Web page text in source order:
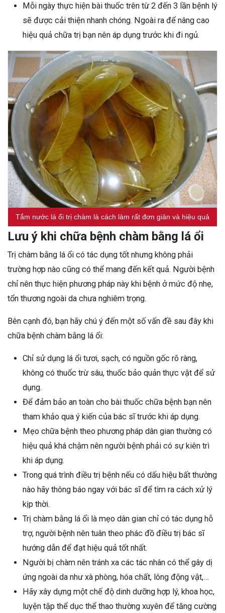
Mỗi ngày thực hiện bài thuốc trên từ 2 đến 3 lần bệnh lý
sẽ được cải thiện nhanh chóng. Ngoài ra để nâng cao
hiệu quả chữa trị bạn nên áp dụng trước khi đi ngủ.
Tắm nước lá ổi trị chàm là cách làm rất đơn giản và hiệu quả
Lưu ý khi chữa bệnh chàm bằng lá ổi
Trị chàm bằng lá ổi có tác dụng tốt nhưng không phải
trường hợp nào cũng có thể mang đến kết quả. Người bệnh
chỉ nên thực hiện phương pháp này khi bệnh ở mức độ nhẹ,
tổn thương ngoài da chưa nghiêm trọng.
Bên cạnh đó, bạn hãy chú ý đến một số vấn đề sau đây khi
chữa bệnh chàm bằng lá ổi:
Chỉ sử dụng lá ổi tươi, sạch, có nguồn gốc rõ ràng,
không có thuốc trừ sâu, thuốc bảo quản thực vật để sử
dụng.
Để đảm bảo an toàn cho bài thuốc chữa bệnh bạn nên
tham khảo qua ý kiến của bác sĩ trước khi áp dụng.
Mẹo chữa bệnh theo phương pháp dân gian thường có
hiệu quả khá chậm nên người bệnh phải có sự kiên trì
khi áp dụng.
Trong quá trình điều trị bệnh nếu có dấu hiệu bất thường
nào hãy thông báo ngay với bác sĩ để tìm ra cách xử lý
kịp thời.
Trị chàm bằng lá ổi là mẹo dân gian chỉ có tác dụng hỗ
trợ, người bệnh nên tuân theo phác đồ điều trị bác sĩ
hướng dẫn để đạt hiệu quả tốt nhất.
Người bị chàm nên tránh xa các tác nhân có thể gây dị
ứng ngoài da như xà phòng, hóa chất, lông động vật,…
Hãy xây dựng một chế độ dinh dưỡng hợp lý, khoa học,
luyện tập thể dục thể thao thường xuyên để tăng cường